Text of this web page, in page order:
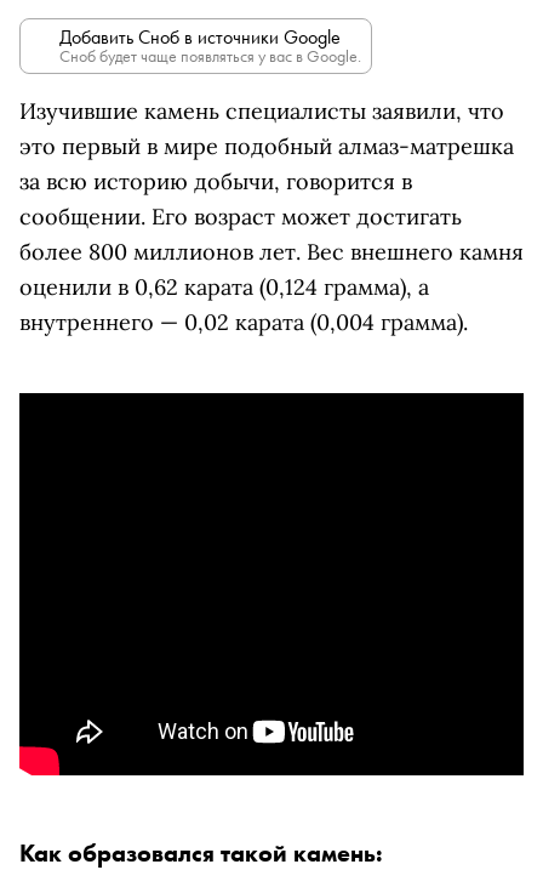
Добавить Сноб в источники Google
Сноб будет чаще появляться у вас в Google.
Изучившие камень специалисты заявили, что
это первый в мире подобный алмаз-матрешка
за всю историю добычи, говорится в
сообщении. Его возраст может достигать
более 800 миллионов лет. Вес внешнего камня
оценили в 0,62 карата (0,124 грамма), а
внутреннего — 0,02 карата (0,004 грамма).
Как образовался такой камень: